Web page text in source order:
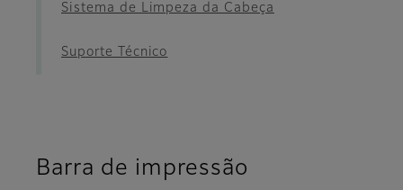
Sistema de Limpeza da Cabeça
Suporte Técnico
Barra de impressão